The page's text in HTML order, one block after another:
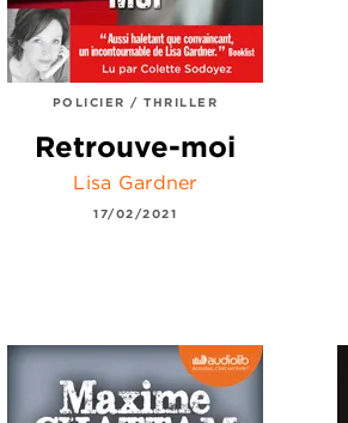
POLICIER / THRILLER
Retrouve-moi
Lisa Gardner
17/02/2021